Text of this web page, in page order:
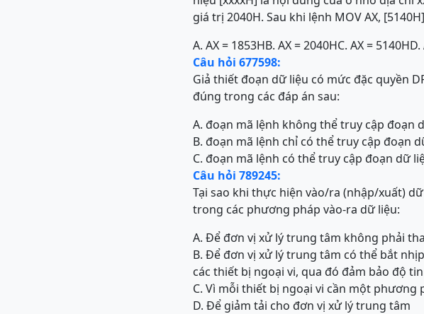
giá trị 2040H. Sau khi lệnh MOV AX,
A. AX = 1853HB. AX = 2040HC. AX = 5140HD.
Câu hỏi 677598:
Giả thiết đoạn dữ liệu có mức đặc quyền
đúng trong các đáp án sau:
A. đoạn mã lệnh không thể truy cập đoạn
B. đoạn mã lệnh chỉ có thể truy cập đoạn
C. đoạn mã lệnh có thể truy cập đoạn dữ
Câu hỏi 789245:
Tại sao khi thực hiện vào/ra (nhập/xuất)
trong các phương pháp vào-ra dữ liệu:
A. Để đơn vị xử lý trung tâm không phải
B. Để đơn vị xử lý trung tâm có thể bắt
các thiết bị ngoại vi, qua đó đảm bảo độ
C. Vì mỗi thiết bị ngoại vi cần một
D. Để giảm tải cho đơn vị xử lý trung tâm